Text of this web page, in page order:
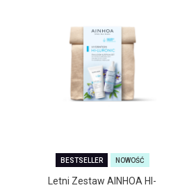
BESTSELLER NOWOŚĆ
Letni Zestaw AINHOA HI-